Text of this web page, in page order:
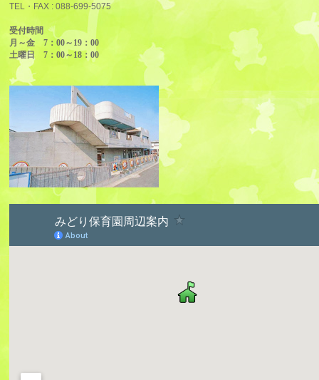
TEL・FAX :088-699-5075
受付時間
月～金 7：00～19：00
土曜日 7：00～18：00